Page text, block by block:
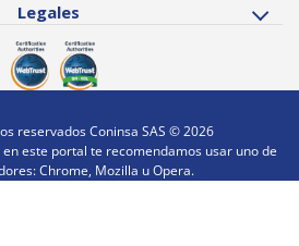
Legales
reservados Coninsa SAS ©2026
este portal te recomendamos usar uno de
Chrome, Mozilla u Opera.